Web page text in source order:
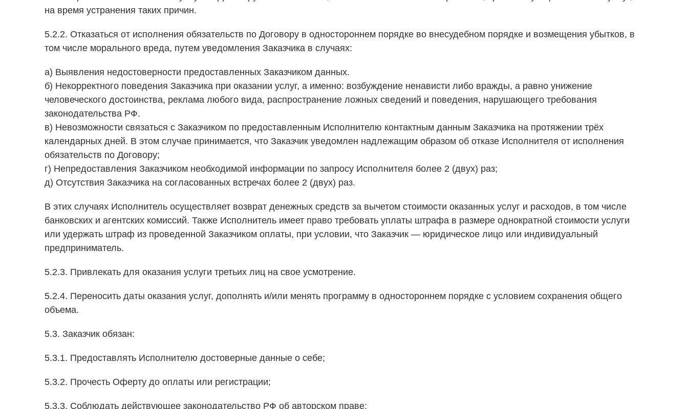
на время устранения таких причин.
5.2.2. Отказаться от исполнения обязательств по Договору в одностороннем порядке во внесудебном порядке и возмещения убытков, в
том числе морального вреда, путем уведомления Заказчика в случаях:
а) Выявления недостоверности предоставленных Заказчиком данных.
б) Некорректного поведения Заказчика при оказании услуг, а именно: возбуждение ненависти либо вражды, а равно унижение
человеческого достоинства, реклама любого вида, распространение ложных сведений и поведения, нарушающего требования
законодательства РФ.
в) Невозможности связаться с Заказчиком по предоставленным Исполнителю контактным данным Заказчика на протяжении трёх
календарных дней. В этом случае принимается, что Заказчик уведомлен надлежащим образом об отказе Исполнителя от исполнения
обязательств по Договору;
г) Непредоставления Заказчиком необходимой информации по запросу Исполнителя более 2 (двух) раз;
д) Отсутствия Заказчика на согласованных встречах более 2 (двух) раз.
В этих случаях Исполнитель осуществляет возврат денежных средств за вычетом стоимости оказанных услуг и расходов, в том числе
банковских и агентских комиссий. Также Исполнитель имеет право требовать уплаты штрафа в размере однократной стоимости услуги
или удержать штраф из проведенной Заказчиком оплаты, при условии, что Заказчик — юридическое лицо или индивидуальный
предприниматель.
5.2.3. Привлекать для оказания услуги третьих лиц на свое усмотрение.
5.2.4. Переносить даты оказания услуг, дополнять и/или менять программу в одностороннем порядке с условием сохранения общего
объема.
5.3. Заказчик обязан:
5.3.1. Предоставлять Исполнителю достоверные данные о себе;
5.3.2. Прочесть Оферту до оплаты или регистрации;
5.3.3. Соблюдать действующее законодательство РФ об авторском праве;